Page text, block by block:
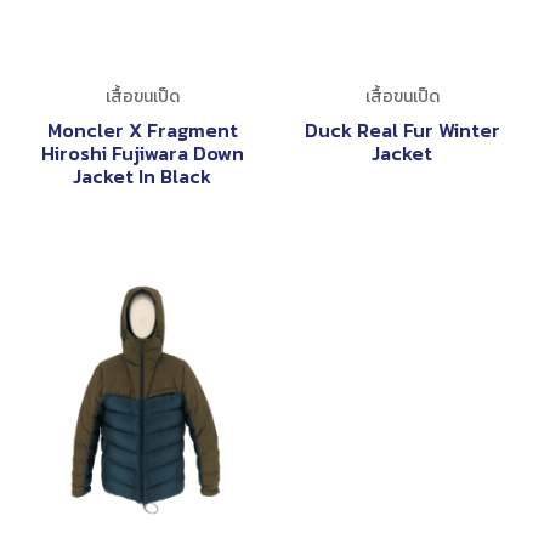
เสื้อขนเป็ด
Moncler X Fragment
Hiroshi Fujiwara Down
Jacket In Black
เสื้อขนเป็ด
Duck Real Fur Winter
Jacket